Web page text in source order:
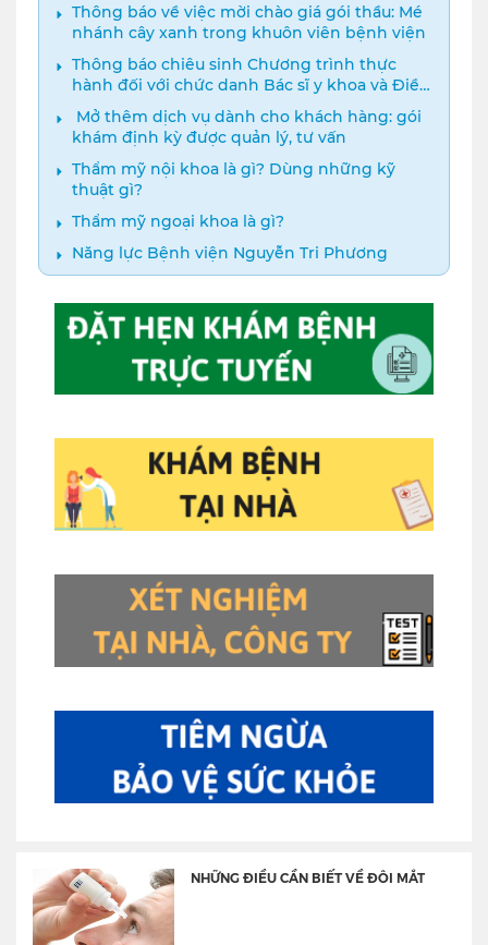
Thông báo về việc mời chào giá gói thầu: Mé
nhánh cây xanh trong khuôn viên bệnh viện
Thông báo chiêu sinh Chương trình thực
hành đối với chức danh Bác sĩ y khoa và Điều
dưỡng năm 2024
️ Mở thêm dịch vụ dành cho khách hàng: gói
khám định kỳ được quản lý, tư vấn
Thẩm mỹ nội khoa là gì? Dùng những kỹ
thuật gì?
Thẩm mỹ ngoại khoa là gì?
Năng lực Bệnh viện Nguyễn Tri Phương
NHỮNG ĐIỀU CẦN BIẾT VỀ ĐÔI MẮT